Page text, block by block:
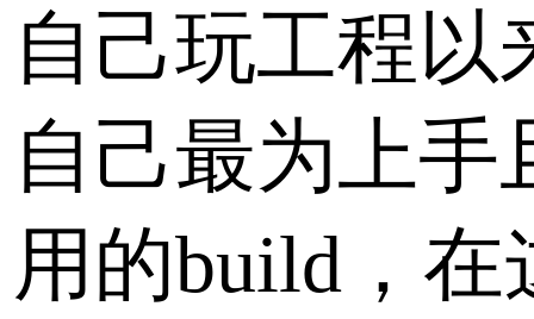
自己玩工程以
自己最为上手
用的build，在